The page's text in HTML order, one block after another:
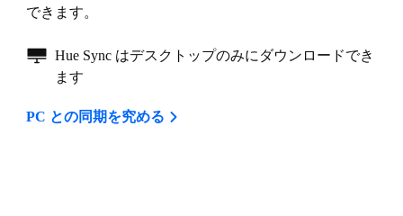
できます。
Hue Sync はデスクトップのみにダウンロードでき
ます
PC との同期を究める